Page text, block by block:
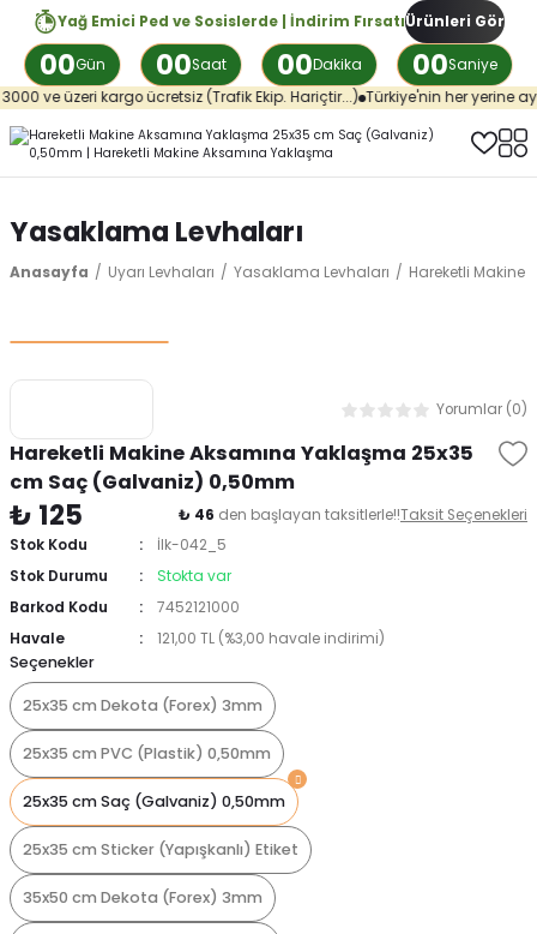
Yağ Emici Ped ve Sosislerde | İndirim Fırsatı
00Gün 00Saat 00Dakika 00Saniye
Ürünleri Gör
kargo ücretsiz (Trafik Ekip. Hariçtir...) Türkiye'nin her yerine aynı günde
Yasaklama Levhaları
Anasayfa Uyarı Levhaları Yasaklama Levhaları Hareketli Makine
Yorumlar (0)
Hareketli Makine Aksamına Yaklaşma 25x35
cm Saç (Galvaniz) 0,50mm
₺ 125 ₺ 46 den başlayan taksitlerle!!Taksit Seçenekleri
Stok Kodu
İlk-042_5
Stok Durumu
Stokta var
Barkod Kodu
7452121000
Havale
121,00 TL (%3,00 havale indirimi)
Seçenekler
25x35 cm Dekota (Forex) 3mm
25x35 cm PVC (Plastik) 0,50mm
25x35 cm Saç (Galvaniz) 0,50mm
25x35 cm Sticker (Yapışkanlı) Etiket
35x50 cm Dekota (Forex) 3mm